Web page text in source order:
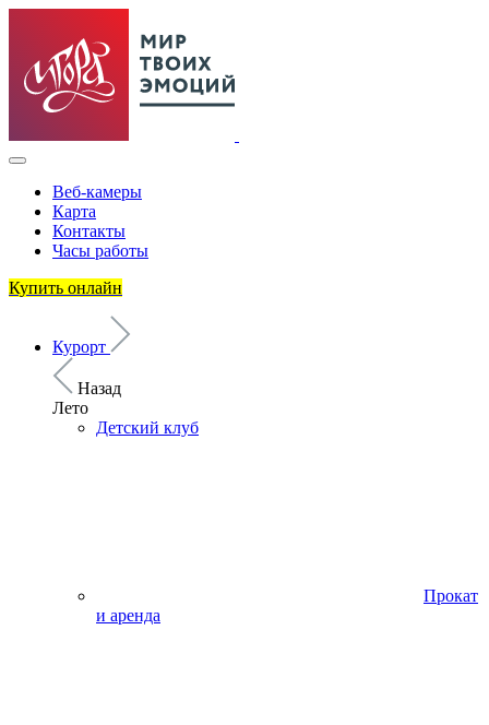
Веб-камеры
Карта
Контакты
Часы работы
Купить онлайн
Курорт
Назад
Лето
Детский клуб
Прокат
и аренда